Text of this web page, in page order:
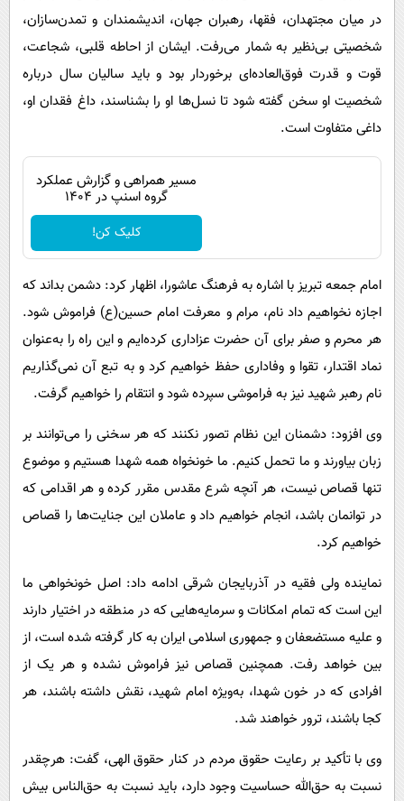
در میان مجتهدان، فقها، رهبران جهان، اندیشمندان و تمدن‌سازان،
شخصیتی بی‌نظیر به شمار می‌رفت. ایشان از احاطه قلبی، شجاعت،
قوت و قدرت فوق‌العاده‌ای برخوردار بود و باید سالیان سال درباره
شخصیت او سخن گفته شود تا نسل‌ها او را بشناسند، داغ فقدان او،
داغی متفاوت است.
مسیر همراهی و گزارش عملکرد
گروه اسنپ در ۱۴۰۴
کلیک کن!
امام جمعه تبریز با اشاره به فرهنگ عاشورا، اظهار کرد: دشمن بداند که
اجازه نخواهیم داد نام، مرام و معرفت امام حسین(ع) فراموش شود.
هر محرم و صفر برای آن حضرت عزاداری کرده‌ایم و این راه را به‌عنوان
نماد اقتدار، تقوا و وفاداری حفظ خواهیم کرد و به تبع آن نمی‌گذاریم
نام رهبر شهید نیز به فراموشی سپرده شود و انتقام را خواهیم گرفت.
وی افزود: دشمنان این نظام تصور نکنند که هر سخنی را می‌توانند بر
زبان بیاورند و ما تحمل کنیم. ما خونخواه همه شهدا هستیم و موضوع
تنها قصاص نیست، هر آنچه شرع مقدس مقرر کرده و هر اقدامی که
در توانمان باشد، انجام خواهیم داد و عاملان این جنایت‌ها را قصاص
خواهیم کرد.
نماینده ولی فقیه در آذربایجان شرقی ادامه داد: اصل خونخواهی ما
این است که تمام امکانات و سرمایه‌هایی که در منطقه در اختیار دارند
و علیه مستضعفان و جمهوری اسلامی ایران به کار گرفته شده است، از
بین خواهد رفت. همچنین قصاص نیز فراموش نشده و هر یک از
افرادی که در خون شهدا، به‌ویژه امام شهید، نقش داشته باشند، هر
کجا باشند، ترور خواهند شد.
وی با تأکید بر رعایت حقوق مردم در کنار حقوق الهی، گفت: هرچقدر
نسبت به حق‌الله حساسیت وجود دارد، باید نسبت به حق‌الناس بیش